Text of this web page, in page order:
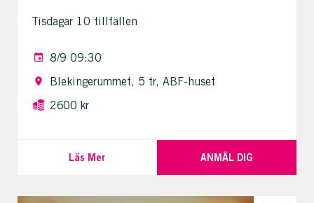
Tisdagar 10 tillfällen
8/9 09:30
Blekingerummet, 5 tr, ABF-huset
2600 kr
Läs Mer ANMÄL DIG